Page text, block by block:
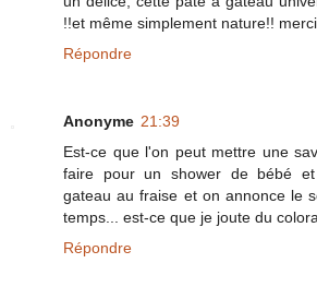
!!et même simplement nature!!
Répondre
Anonyme 21:39
Est-ce que l'on peut mettre une
faire pour un shower de bébé
gateau au fraise et on annonce le
temps... est-ce que je joute du
Répondre